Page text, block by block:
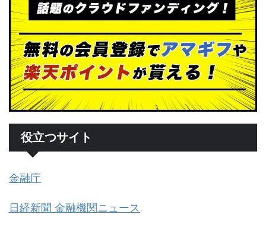
役立つサイト
金融庁
日経新聞 金融機関ニュース